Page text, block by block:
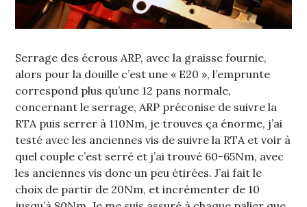
Serrage des écrous ARP, avec la graisse fournie,
alors pour la douille c’est une « E20 », l’emprunte
correspond plus qu’une 12 pans normale,
concernant le serrage, ARP préconise de suivre la
RTA puis serrer à 110Nm, je trouves ça énorme, j’ai
testé avec les anciennes vis de suivre la RTA et voir à
quel couple c’est serré et j’ai trouvé 60-65Nm, avec
les anciennes vis donc un peu étirées. J’ai fait le
choix de partir de 20Nm, et incrémenter de 10